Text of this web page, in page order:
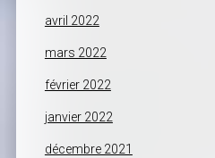
avril 2022
mars 2022
février 2022
janvier 2022
décembre 2021